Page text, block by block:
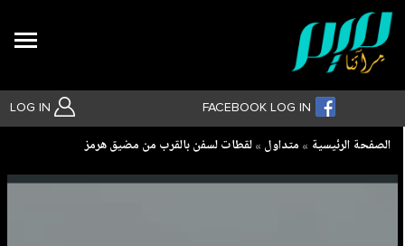
LOG IN FACEBOOK LOG IN
Breadcrumb
الصفحة الرئيسية متداول لقطات لسفن بالقرب من مضيق هرمز